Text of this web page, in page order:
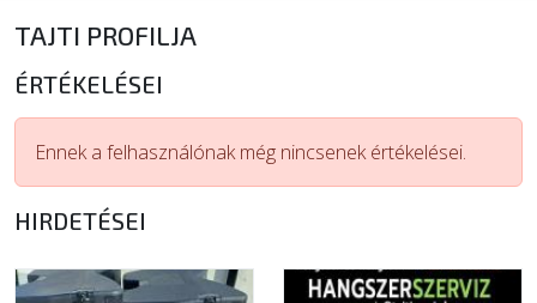
ÚJ TERMÉKEK
TAJTI PROFILJA
ÉRTÉKELÉSEI
Ennek a felhasználónak még nincsenek értékelései.
HIRDETÉSEI